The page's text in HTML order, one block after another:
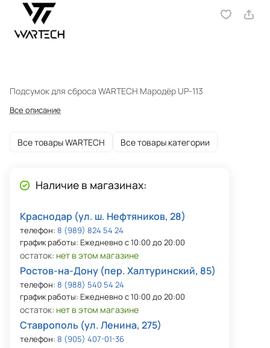
Подсумок для сброса WARTECH Мародёр UP-113
Все описание
Все товары WARTECH Все товары категории
Наличие в магазинах:
Краснодар (ул. ш. Нефтяников, 28)
телефон: 8 (989) 824 54 24
график работы: Ежедневно с 10:00 до 20:00
остаток: нет в этом магазине
Ростов-на-Дону (пер. Халтуринский, 85)
телефон: 8 (988) 540 54 24
график работы: Ежедневно с 10:00 до 20:00
остаток: нет в этом магазине
Ставрополь (ул. Ленина, 275)
телефон: 8 (905) 407-01-36